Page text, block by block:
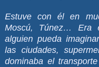
Estuve con él en
Moscú, Túnez… Era
alguien pueda
las ciudades,
dominaba el